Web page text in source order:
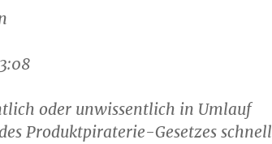
oder unwissentlich in Umlauf
Produktpiraterie-Gesetzes schnell